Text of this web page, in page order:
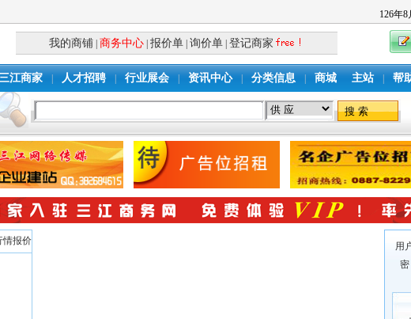
126年8
我的商铺| 商务中心| 报价单| 询价单| 登记商家
江商家 人才招聘 行业展会 资讯中心 分类信息 商城 主站 帮
情报价
用
密